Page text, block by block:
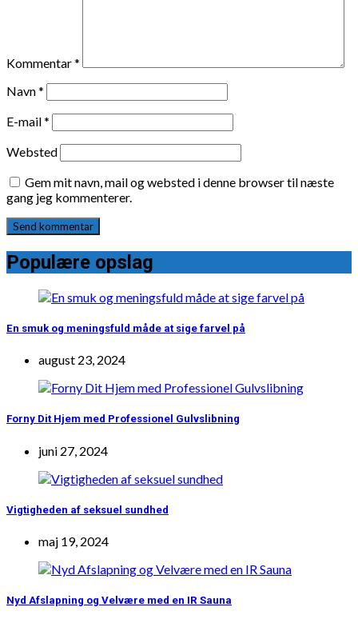
Kommentar*
Navn*
E-mail*
Websted
Gem mit navn, mail og websted i denne browser til næste
gang jeg kommenterer.
Populære opslag
En smuk og meningsfuld måde at sige farvel på
august 23, 2024
Forny Dit Hjem med Professionel Gulvslibning
juni 27, 2024
Vigtigheden af seksuel sundhed
maj 19, 2024
Nyd Afslapning og Velvære med en IR Sauna